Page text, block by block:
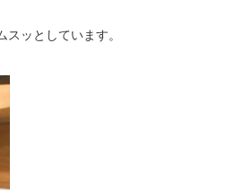
ッとしています。